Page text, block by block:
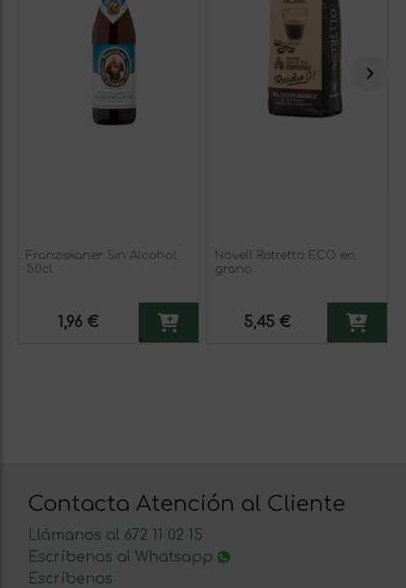
Franziskaner Sin Alcohol
50cl
1,96 €
Novell Ristretto ECO en
grano
5,45 €
Contacta Atención al Cliente
Llámanos al 672 11 02 15
Escríbenos al Whatsapp
Escríbenos